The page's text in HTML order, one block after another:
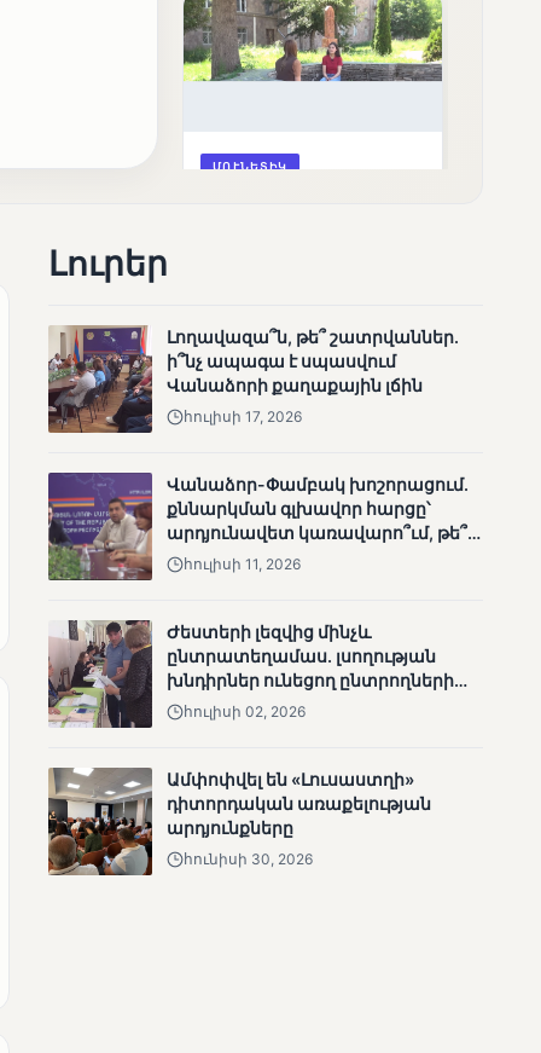
ՄՈՒՆԵՏԻԿ
Շարունակվում են
Փամբակ գետում
անհետացած
անչափահասների
Մատչելի
ընտրություններ՝ դեռևս
չլուծված խնդիրներով.
«Լուսաստղի»
Լուրեր
Լողավազա՞ն, թե՞ շատրվաններ.
ի՞նչ ապագա է սպասվում
Վանաձորի քաղաքային լճին
հուլիսի 17, 2026
Վանաձոր-Փամբակ խոշորացում.
քննարկման գլխավոր հարցը՝
արդյունավետ կառավարո՞ւմ, թե՞
քաղաքական նպատակ
հուլիսի 11, 2026
Ժեստերի լեզվից մինչև
ընտրատեղամաս. լսողության
խնդիրներ ունեցող ընտրողների
ճանապարհը
հուլիսի 02, 2026
Ամփոփվել են «Լուսաստղի»
դիտորդական առաքելության
արդյունքները
հունիսի 30, 2026